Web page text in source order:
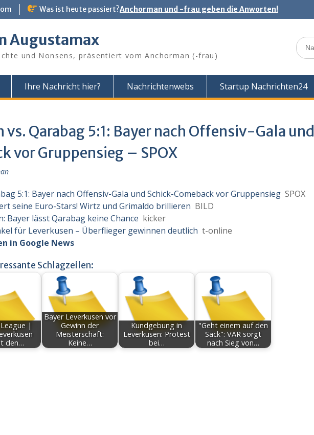
Was ist heute passiert?Anchorman und -frau geben die Anworten!
Augustamax
und Nonsens, präsentiert vom Anchorman (-frau)
Search
for:
Ihre Nachricht hier? Nachrichtenwebs Startup Nachrichten24
vs. Qarabag 5:1: Bayer nach Offensiv-Gala und
vor Gruppensieg – SPOX
5:1: Bayer nach Offensiv-Gala und Schick-Comeback vor Gruppensieg SPOX
seine Euro-Stars! Wirtz und Grimaldo brillieren BILD
Bayer lässt Qarabag keine Chance kicker
für Leverkusen – Überflieger gewinnen deutlich t-online
in Google News
Schlagzeilen:
|
den…
Bayer Leverkusen vor
Gewinn der
Meisterschaft:
Keine…
Kundgebung in
Leverkusen: Protest
bei…
"Geht einem auf den
Sack": VAR sorgt
nach Sieg von…